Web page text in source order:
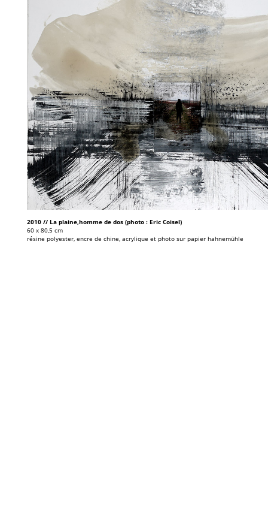
2010 // La plaine,homme de dos (photo : Eric Coisel)
60 x 80,5 cm
résine polyester, encre de chine, acrylique et photo sur papier hahnemühle